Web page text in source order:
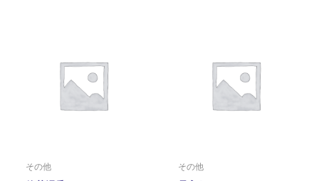
その他 その他